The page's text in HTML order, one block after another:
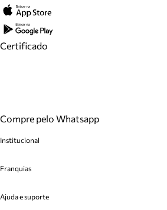
Certificado
Compre pelo Whatsapp
Institucional
Cashback
Venda Corporativa
Franquias
Plano de Negócio
Ajuda e suporte